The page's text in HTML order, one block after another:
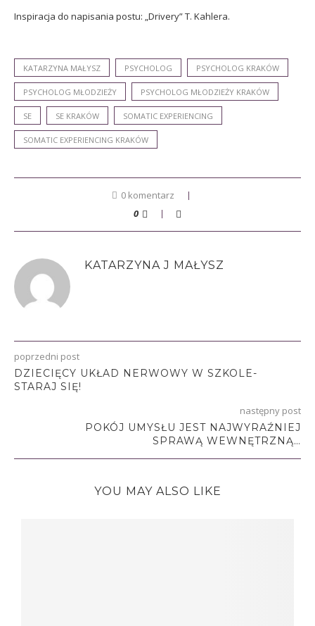
Inspiracja do napisania postu: „Drivery” T. Kahlera.
KATARZYNA MAŁYSZ PSYCHOLOG PSYCHOLOG KRAKÓW
PSYCHOLOG MŁODZIEŻY PSYCHOLOG MŁODZIEŻY KRAKÓW
SE SE KRAKÓW SOMATIC EXPERIENCING
SOMATIC EXPERIENCING KRAKÓW
0 komentarz
0
KATARZYNA J MAŁYSZ
poprzedni post
DZIECIĘCY UKŁAD NERWOWY W SZKOLE-
STARAJ SIĘ!
następny post
POKÓJ UMYSŁU JEST NAJWYRAŹNIEJ
SPRAWĄ WEWNĘTRZNĄ…
YOU MAY ALSO LIKE